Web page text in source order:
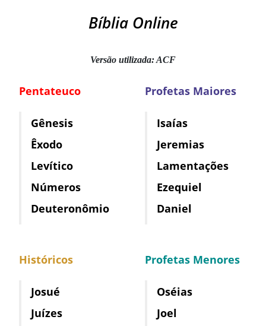
Bíblia Online
Versão utilizada: ACF
Pentateuco
Gênesis
Êxodo
Levítico
Números
Deuteronômio
Históricos
Josué
Juízes
Profetas Maiores
Isaías
Jeremias
Lamentações
Ezequiel
Daniel
Profetas Menores
Oséias
Joel